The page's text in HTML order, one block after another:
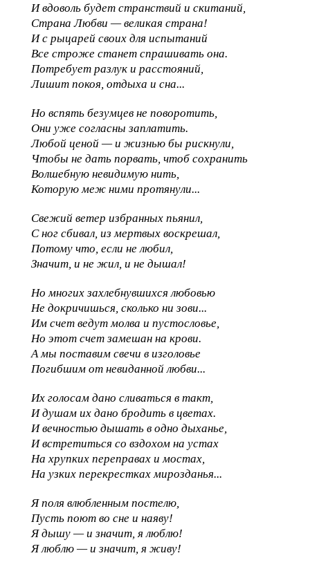
И вдоволь будет странствий и скитаний,
Страна Любви — великая страна!
И с рыцарей своих для испытаний
Все строже станет спрашивать она.
Потребует разлук и расстояний,
Лишит покоя, отдыха и сна...
Но вспять безумцев не поворотить,
Они уже согласны заплатить.
Любой ценой — и жизнью бы рискнули,
Чтобы не дать порвать, чтоб сохранить
Волшебную невидимую нить,
Которую меж ними протянули...
Свежий ветер избранных пьянил,
С ног сбивал, из мертвых воскрешал,
Потому что, если не любил,
Значит, и не жил, и не дышал!
Но многих захлебнувшихся любовью
Не докричишься, сколько ни зови...
Им счет ведут молва и пустословье,
Но этот счет замешан на крови.
А мы поставим свечи в изголовье
Погибшим от невиданной любви...
Их голосам дано сливаться в такт,
И душам их дано бродить в цветах.
И вечностью дышать в одно дыханье,
И встретиться со вздохом на устах
На хрупких переправах и мостах,
На узких перекрестках мирозданья...
Я поля влюбленным постелю,
Пусть поют во сне и наяву!
Я дышу — и значит, я люблю!
Я люблю — и значит, я живу!